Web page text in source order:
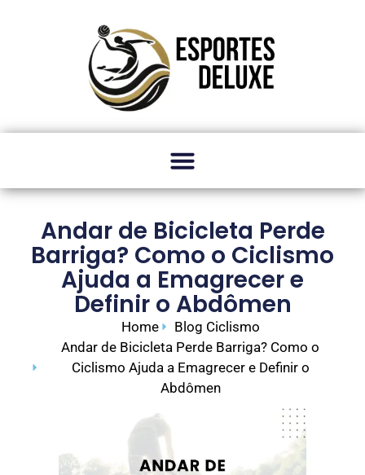
Andar de Bicicleta Perde
Barriga? Como o Ciclismo
Ajuda a Emagrecer e
Definir o Abdômen
Home
Blog Ciclismo
Andar de Bicicleta Perde Barriga? Como o
Ciclismo Ajuda a Emagrecer e Definir o
Abdômen